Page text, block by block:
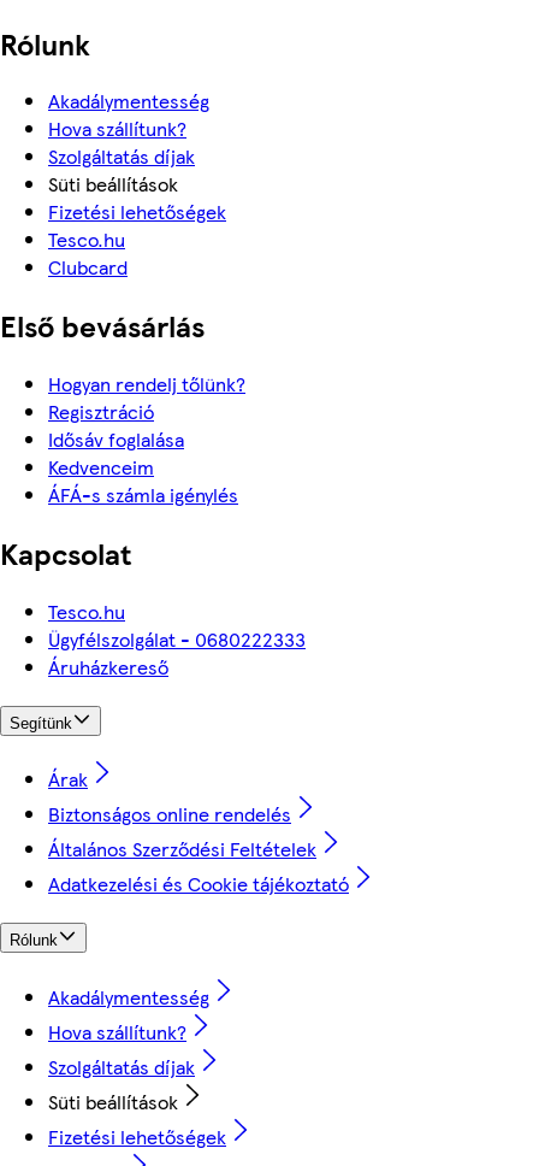
Rólunk
Akadálymentesség
Hova szállítunk?
Szolgáltatás díjak
Süti beállítások
Fizetési lehetőségek
Tesco.hu
Clubcard
Első bevásárlás
Hogyan rendelj tőlünk?
Regisztráció
Idősáv foglalása
Kedvenceim
ÁFÁ-s számla igénylés
Kapcsolat
Tesco.hu
Ügyfélszolgálat - 0680222333
Áruházkereső
Segítünk
Árak
Biztonságos online rendelés
Általános Szerződési Feltételek
Adatkezelési és Cookie tájékoztató
Rólunk
Akadálymentesség
Hova szállítunk?
Szolgáltatás díjak
Süti beállítások
Fizetési lehetőségek